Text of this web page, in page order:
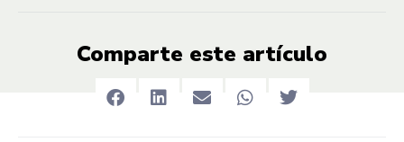
Comparte este artículo